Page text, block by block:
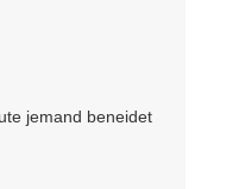
jemand beneidet